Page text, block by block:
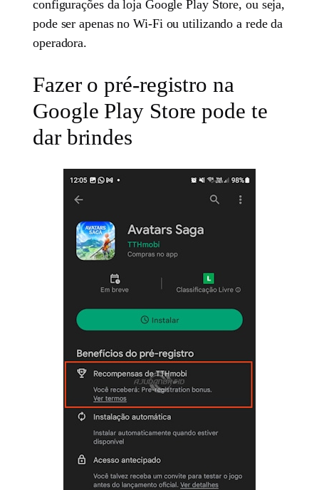
configurações da loja Google Play Store, ou seja,
pode ser apenas no Wi-Fi ou utilizando a rede da
operadora.
Fazer o pré-registro na
Google Play Store pode te
dar brindes